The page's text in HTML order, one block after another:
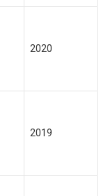
2020
2019